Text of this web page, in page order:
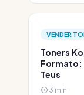
VENDER
Toners
Formato:
Teus
3 min